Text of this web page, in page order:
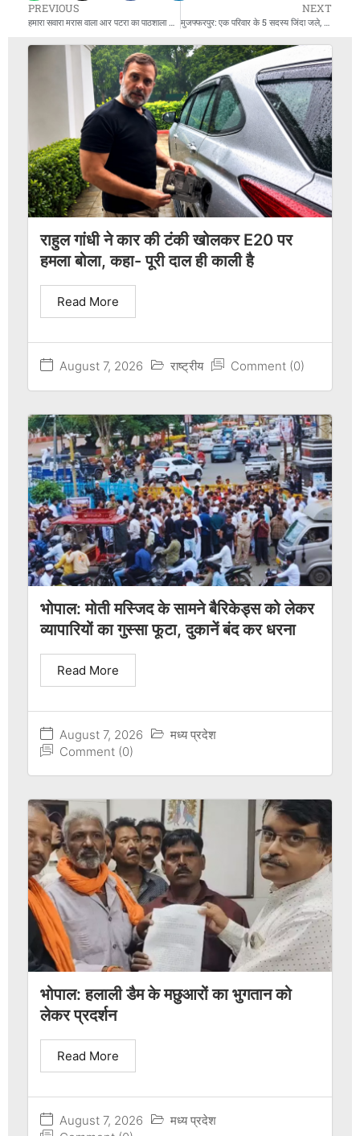
PREVIOUS NEXT
राहुल गांधी ने कार की टंकी खोलकर E20 पर
हमला बोला, कहा- पूरी दाल ही काली है
August 7, 2026 राष्ट्रीय Comment (0)
Read More
भोपाल: मोती मस्जिद के सामने बैरिकेड्स को लेकर
व्यापारियों का गुस्सा फूटा, दुकानें बंद कर धरना
August 7, 2026
मध्य प्रदेश
Comment (0)
Read More
भोपाल: हलाली डैम के मछुआरों का भुगतान को
लेकर प्रदर्शन
August 7, 2026
मध्य प्रदेश
Read More